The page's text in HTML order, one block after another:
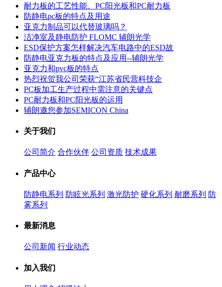
耐力板的工艺性能、PC阳光板和PC耐力板
防静电pc板的特点及用途
亚克力制品可以代替玻璃吗？
洁净室及静电防护 FLOMC 辅朗光学
ESD保护方案怎样解决汽车电路中的ESD故
防静电亚克力板的特点及应用--辅朗光学
亚克力和pvc板的特点
热烈祝贺我公司荣获“江苏省民营科技企
PC板加工生产过程中需注意的关键点
PC耐力板和PC阳光板的运用
辅朗邀您参加SEMICON China
关于我们
公司简介 合作伙伴 公司资质 技术成果
产品中心
防静电系列 防眩光系列 激光防护 硬化系列 耐磨系列 防
雾系列
最新消息
公司新闻 行业动态
加入我们